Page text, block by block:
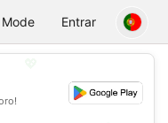
Mode Entrar